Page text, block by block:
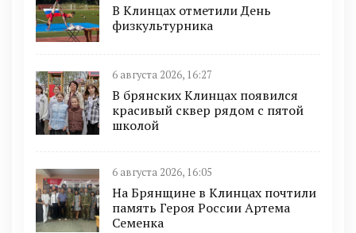
В Клинцах отметили День
физкультурника
6 августа 2026, 16:27
В брянских Клинцах появился
красивый сквер рядом с пятой
школой
6 августа 2026, 16:05
На Брянщине в Клинцах почтили
память Героя России Артема
Семенка